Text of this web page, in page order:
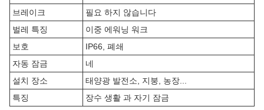
브레이크
필요 하지 않습니다
벌레 특징
이중 에워닝 워크
보호
IP66, 폐쇄
자동 잠금
네
설치 장소
태양광 발전소, 지붕, 농장...
특징
장수 생활 과 자기 잠금